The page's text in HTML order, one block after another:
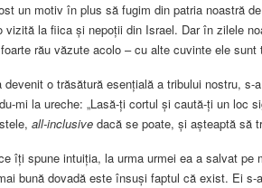
un motiv în plus să fugim din patria noastră
la fiica și nepoții din Israel. Dar în zilele
rău văzute acolo – cu alte cuvinte ele sunt
o trăsătură esențială a tribului nostru, s-
mi la ureche: „Lasă-ți cortul și caută-ți un loc
all-inclusive dacă se poate, și așteaptă să
îți spune intuiția, la urma urmei ea a salvat pe
bună dovadă este însuși faptul că exist. Ei s-